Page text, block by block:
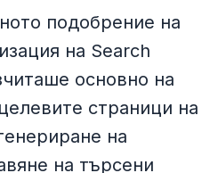
подобрение на
на Search
основно на
страници на
на
на търсени